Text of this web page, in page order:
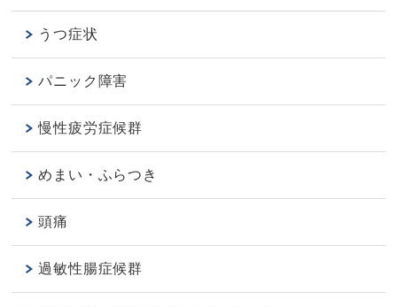
うつ症状
パニック障害
慢性疲労症候群
めまい・ふらつき
頭痛
過敏性腸症候群